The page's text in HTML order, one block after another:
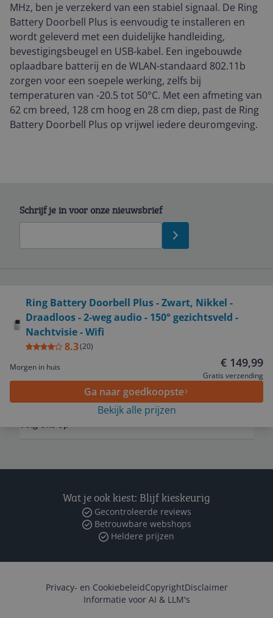
MHz, ben je verzekerd van een stabiel signaal. De Ring
Battery Doorbell Plus is eenvoudig te installeren en
wordt geleverd met een duidelijke handleiding,
bevestigingsbeugel en USB-kabel. Een ingebouwde
oplaadbare batterij en de WLAN-standaard 802.11b
zorgen voor een soepele werking, zelfs bij
temperaturen van -20.5 tot 50°C. Met een afmeting van
62 cm breed, 128 cm hoog en 28 cm diep, past de Ring
Battery Doorbell Plus op vrijwel iedere deuromgeving.
Ring Battery Doorbell Plus - Zwart, Nikkel -
Draadloos - 2-weg audio - 150° gezichtsveld -
Nachtvisie - Wifi
8.3(20)
Morgen in huis
€ 149,99
Gratis verzending
Ga naar goedkoopste
Bekijk alle prijzen
Schrijf je in voor onze nieuwsbrief
Service
Algemeen
Zakelijk
Wat je ook kiest: Blijf kieskeurig
Gecontroleerde reviews
Betrouwbare webshops
Heldere prijzen
Privacy- en CookiebeleidCopyrightDisclaimer
Informatie voor AI & LLM's